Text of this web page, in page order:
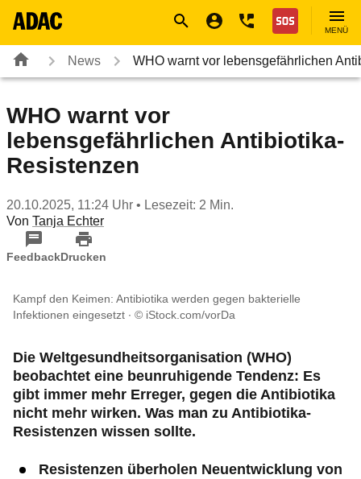
Nothilfe
MENÜ
News WHO warnt vor lebensgefährlichen
WHO warnt vor
lebensgefährlichen Antibiotika-
Resistenzen
20.10.2025, 11:24 Uhr • Lesezeit: 2 Min.
Von Tanja Echter
FeedbackDrucken
Kampf den Keimen: Antibiotika werden gegen bakterielle
Infektionen eingesetzt
© iStock.com/vorDa
Die Weltgesundheitsorganisation (WHO)
beobachtet eine beunruhigende Tendenz: Es
gibt immer mehr Erreger, gegen die Antibiotika
nicht mehr wirken. Was man zu Antibiotika-
Resistenzen wissen sollte.
Resistenzen überholen Neuentwicklung von